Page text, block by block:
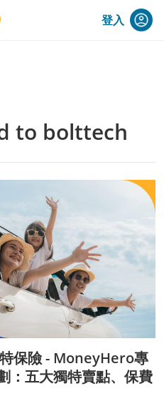
登入
to bolttech
保險 - MoneyHero專
：五大獨特賣點、保費